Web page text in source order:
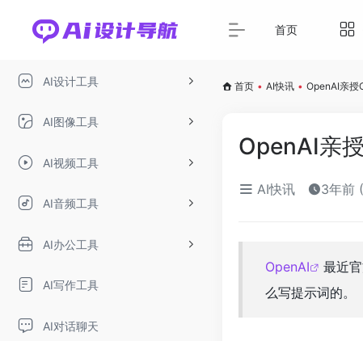
AI设计工具
AI图像工具
AI视频工具
AI音频工具
AI办公工具
AI写作工具
AI对话聊天
首页
首页 • AI快讯 • OpenAI亲授
OpenAI亲
AI快讯 3年前
OpenAI
最近
么写提示词的。